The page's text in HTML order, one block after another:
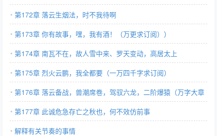
第172章 落云生烟法，时不我待啊
第173章 你有故事，嘿，我有酒！（万更求订阅））
第174章 南瓦不在，故人雪中来、罗天变动，高居太上
第175章 烈火云鹏，我全都要（一万四千字求订阅）
第176章 落云备战，兽潮席卷，驾驭六龙，二阶爆猿（万字大章
求订阅）
第177章 此诚危急存亡之秋也，何不效仿前事
解释有关节奏的事情